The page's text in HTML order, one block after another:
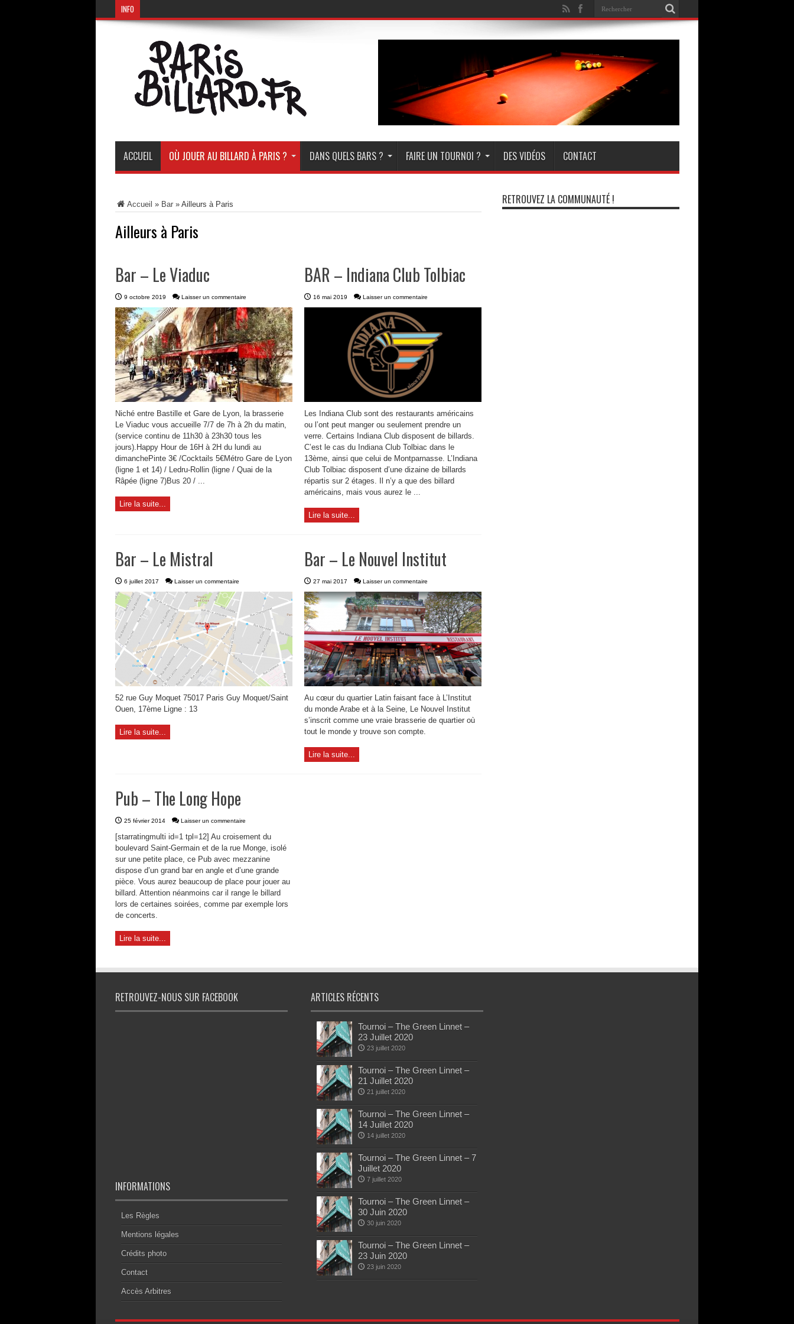
INFO
ACCUEIL OÙ JOUER AU BILLARD À PARIS ? DANS QUELS BARS ? FAIRE UN TOURNOI ? DES VIDÉOS CONTACT
Accueil » Bar» Ailleurs à Paris
Ailleurs à Paris
Bar – Le Viaduc
9 octobre 2019 Laisser un commentaire
Niché entre Bastille et Gare de Lyon, la brasserie
Le Viaduc vous accueille 7/7 de 7h à 2h du matin,
(service continu de 11h30 à 23h30 tous les
jours).Happy Hour de 16H à 2H du lundi au
dimanchePinte 3€ /Cocktails 5€Métro Gare de Lyon
(ligne 1 et 14) / Ledru-Rollin (ligne / Quai de la
Râpée (ligne 7)Bus 20 / ...
Lire la suite...
BAR – Indiana Club Tolbiac
16 mai 2019 Laisser un commentaire
Les Indiana Club sont des restaurants américains
ou l’ont peut manger ou seulement prendre un
verre. Certains Indiana Club disposent de billards.
C’est le cas du Indiana Club Tolbiac dans le
13ème, ainsi que celui de Montparnasse. L’Indiana
Club Tolbiac disposent d’une dizaine de billards
répartis sur 2 étages. Il n’y a que des billard
américains, mais vous aurez le ...
Lire la suite...
Bar – Le Mistral
6 juillet 2017 Laisser un commentaire
52 rue Guy Moquet 75017 Paris Guy Moquet/Saint
Ouen, 17ème Ligne : 13
Lire la suite...
Bar – Le Nouvel Institut
27 mai 2017 Laisser un commentaire
Au cœur du quartier Latin faisant face à L’Institut
du monde Arabe et à la Seine, Le Nouvel Institut
s’inscrit comme une vraie brasserie de quartier où
tout le monde y trouve son compte.
Lire la suite...
Pub – The Long Hope
25 février 2014 Laisser un commentaire
[starratingmulti id=1 tpl=12] Au croisement du
boulevard Saint-Germain et de la rue Monge, isolé
sur une petite place, ce Pub avec mezzanine
dispose d’un grand bar en angle et d’une grande
pièce. Vous aurez beaucoup de place pour jouer au
billard. Attention néanmoins car il range le billard
lors de certaines soirées, comme par exemple lors
de concerts.
Lire la suite...
RETROUVEZ LA COMMUNAUTÉ !
RETROUVEZ-NOUS SUR FACEBOOK
INFORMATIONS
Les Règles
Mentions légales
Crédits photo
Contact
Accès Arbitres
ARTICLES RÉCENTS
Tournoi – The Green Linnet –
23 Juillet 2020
23 juillet 2020
Tournoi – The Green Linnet –
21 Juillet 2020
21 juillet 2020
Tournoi – The Green Linnet –
14 Juillet 2020
14 juillet 2020
Tournoi – The Green Linnet – 7
Juillet 2020
7 juillet 2020
Tournoi – The Green Linnet –
30 Juin 2020
30 juin 2020
Tournoi – The Green Linnet –
23 Juin 2020
23 juin 2020